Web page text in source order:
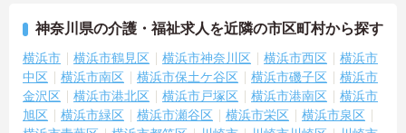
神奈川県の介護・福祉求人を近隣の市区町村から探す
横浜市 横浜市鶴見区 横浜市神奈川区 横浜市西区
横浜市
中区
横浜市南区 横浜市保土ケ谷区 横浜市磯子区
横浜市
金沢区
横浜市港北区 横浜市戸塚区 横浜市港南区
横浜市
旭区
横浜市緑区 横浜市瀬谷区 横浜市栄区
横浜市泉区